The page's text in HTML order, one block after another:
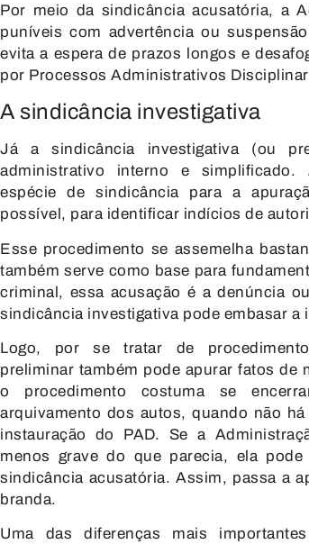
Por meio da sindicância acusatória, a
puníveis com advertência ou
evita a espera de prazos longos e
por Processos Administrativos
A sindicância investigativa
Já a sindicância investigativa (ou
administrativo interno e
espécie de sindicância para a
possível, para identificar indícios de
Esse procedimento se assemelha
também serve como base para
criminal, essa acusação é a denúncia
sindicância investigativa pode embasar a
Logo, por se tratar de
preliminar também pode apurar fatos de
o procedimento costuma se
arquivamento dos autos, quando não
instauração do PAD. Se a
menos grave do que parecia, ela
sindicância acusatória. Assim, passa a
branda.
Uma das diferenças mais